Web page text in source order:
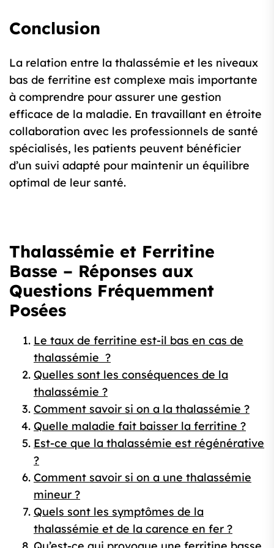
Conclusion
La relation entre la thalassémie et les niveaux
bas de ferritine est complexe mais importante
à comprendre pour assurer une gestion
efficace de la maladie. En travaillant en étroite
collaboration avec les professionnels de santé
spécialisés, les patients peuvent bénéficier
d’un suivi adapté pour maintenir un équilibre
optimal de leur santé.
Thalassémie et Ferritine
Basse – Réponses aux
Questions Fréquemment
Posées
Le taux de ferritine est-il bas en cas de
thalassémie ?
Quelles sont les conséquences de la
thalassémie ?
Comment savoir si on a la thalassémie ?
Quelle maladie fait baisser la ferritine ?
Est-ce que la thalassémie est régénérative
?
Comment savoir si on a une thalassémie
mineur ?
Quels sont les symptômes de la
thalassémie et de la carence en fer ?